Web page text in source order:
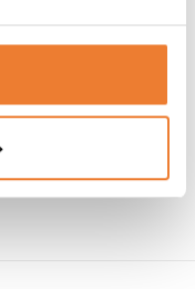
LÄGG TILL I VARUKORG